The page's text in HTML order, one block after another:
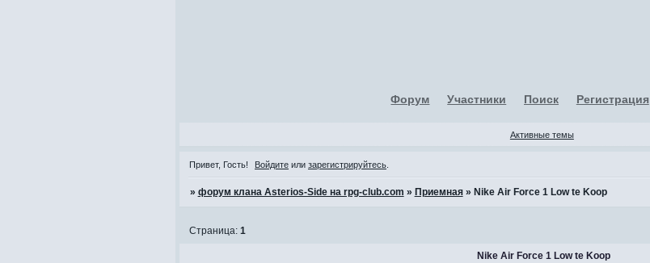
Форум Участники Поиск Регистрация
Активные темы
Привет, Гость! Войдите или зарегистрируйтесь
» форум клана Asterios-Side на rpg-club.com » Приемная » Nike Air Force 1 Low te Koop
Nike Air Force 1 Low te Koop
Страница: 1